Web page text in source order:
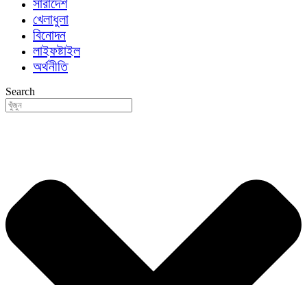
সারাদেশ
খেলাধুলা
বিনোদন
লাইফষ্টাইল
অর্থনীতি
Search